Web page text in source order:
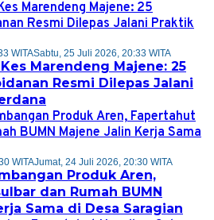
WITASabtu, 25 Juli 2026, 20:33 WITA
Marendeng Majene: 25
Resmi Dilepas Jalani
WITAJumat, 24 Juli 2026, 20:30 WITA
Produk Aren,
dan Rumah BUMN
Sama di Desa Saragian